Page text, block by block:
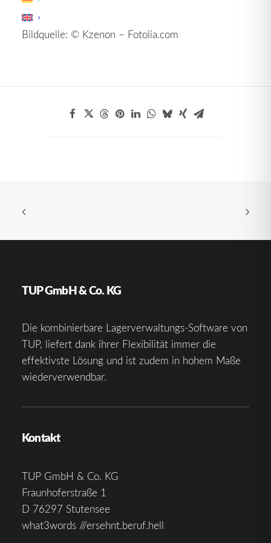
Light
Bildquelle: © Kzenon – Fotolia.com
TUP GmbH & Co. KG
Die kombinierbare Lagerverwaltungs-Software von
TUP, liefert dank ihrer Flexibilität immer die
effektivste Lösung und ist zudem in hohem Maße
wiederverwendbar.
Kontakt
TUP GmbH & Co. KG
Fraunhoferstraße 1
D 76297 Stutensee
what3words ///ersehnt.beruf.hell